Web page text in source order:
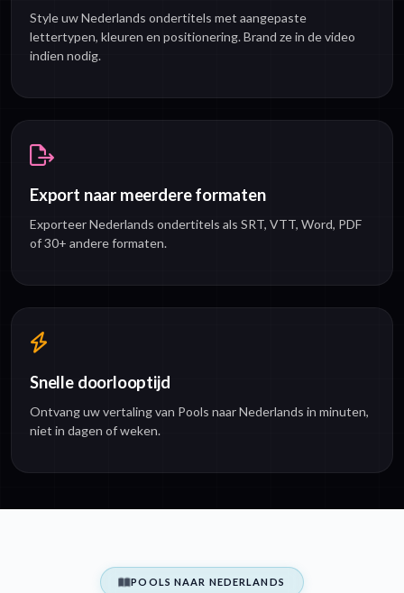
Style uw Nederlands ondertitels met aangepaste
lettertypen, kleuren en positionering. Brand ze in de video
indien nodig.
Export naar meerdere formaten
Exporteer Nederlands ondertitels als SRT, VTT, Word, PDF
of 30+ andere formaten.
Snelle doorlooptijd
Ontvang uw vertaling van Pools naar Nederlands in minuten,
niet in dagen of weken.
POOLS NAAR NEDERLANDS